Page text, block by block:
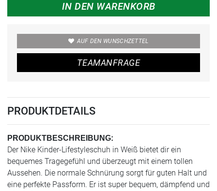
IN DEN WARENKORB
AUF DEN WUNSCHZETTEL
TEAMANFRAGE
PRODUKTDETAILS
PRODUKTBESCHREIBUNG:
Der Nike Kinder-Lifestyleschuh in Weiß bietet dir ein
bequemes Tragegefühl und überzeugt mit einem tollen
Aussehen. Die normale Schnürung sorgt für guten Halt und
eine perfekte Passform. Er ist super bequem, dämpfend und